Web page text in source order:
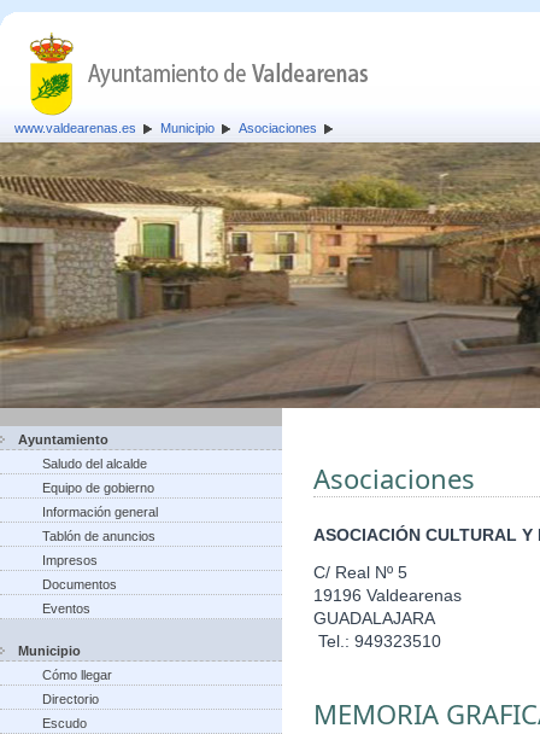
www.valdearenas.es Municipio Asociaciones
Ayuntamiento
Saludo del alcalde
Equipo de gobierno
Información general
Tablón de anuncios
Impresos
Documentos
Eventos
Municipio
Cómo llegar
Directorio
Escudo
Asociaciones
ASOCIACIÓN CULTURAL Y
C/ Real Nº 5
19196 Valdearenas
GUADALAJARA
Tel.: 949323510
MEMORIA